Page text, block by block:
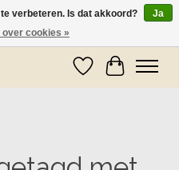
worden er weer pakketjes verzonden
Verlanglijst
verbeteren. Is dat akkoord?
Ja
over cookies »